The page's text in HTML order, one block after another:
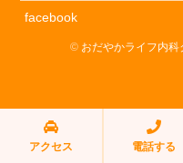
facebook
© おだやかライフ内科
アクセス 電話する